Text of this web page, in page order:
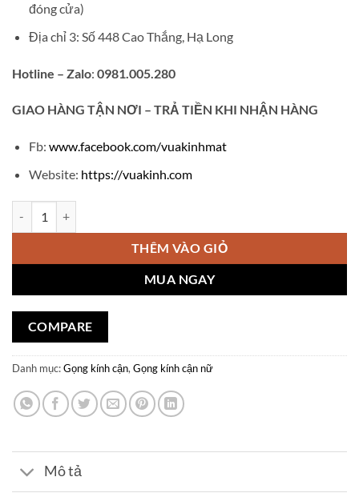
đóng cửa)
Địa chỉ 3: Số 448 Cao Thắng, Hạ Long
Hotline – Zalo: 0981.005.280
GIAO HÀNG TẬN NƠI – TRẢ TIỀN KHI NHẬN HÀNG
Fb: www.facebook.com/vuakinhmat
Website: https://vuakinh.com
THÊM VÀO GIỎ
MUA NGAY
COMPARE
Danh mục:Gọng kính cận, Gọng kính cận nữ
Mô tả